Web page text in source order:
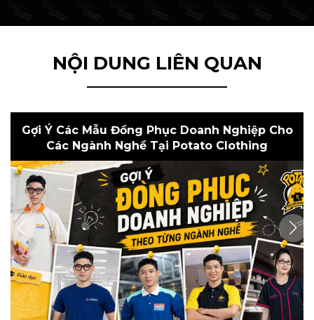
NỘI DUNG LIÊN QUAN
Gợi Ý Các Mẫu Đồng Phục Doanh Nghiệp Cho
Các Ngành Nghề Tại Potato Clothing